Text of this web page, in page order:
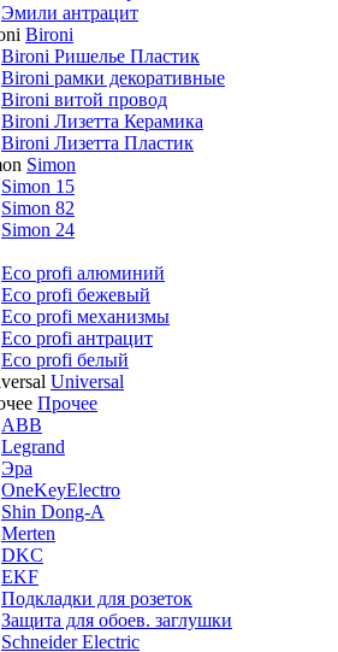
Эмили антрацит
Bironi
Bironi Ришелье Пластик
Bironi рамки декоративные
Bironi витой провод
Bironi Лизетта Керамика
Bironi Лизетта Пластик
Simon
Simon 15
Simon 82
Simon 24
Eco profi алюминий
Eco profi бежевый
Eco profi механизмы
Eco profi антрацит
Eco profi белый
Universal
Прочее
ABB
Legrand
Эра
OneKeyElectro
Shin Dong-A
Merten
DKC
EKF
Подкладки для розеток
Защита для обоев. заглушки
Schneider Electric